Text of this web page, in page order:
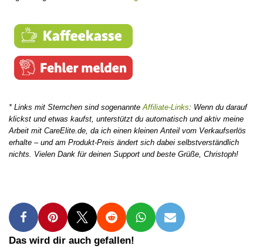
* Links mit Sternchen sind sogenannte Affiliate-Links: Wenn du darauf
klickst und etwas kaufst, unterstützt du automatisch und aktiv meine
Arbeit mit CareElite.de, da ich einen kleinen Anteil vom Verkaufserlös
erhalte – und am Produkt-Preis ändert sich dabei selbstverständlich
nichts. Vielen Dank für deinen Support und beste Grüße, Christoph!
Das wird dir auch gefallen!